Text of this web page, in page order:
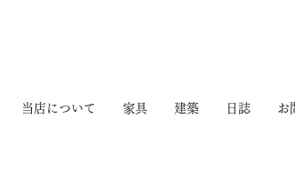
当店について 家具 建築 日誌 お